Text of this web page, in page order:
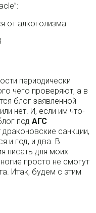
от алкоголизма
периодически
чего проверяют, а в
блог заявленной
нет. И, если им что-
под АГС
санкции,
и год, и два. В
писать для моих
просто не смогут
Итак, будем с этим